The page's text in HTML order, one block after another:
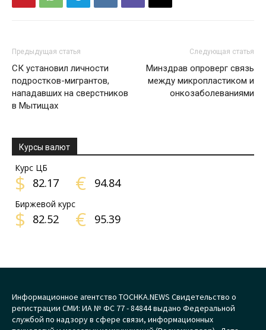
Предыдущая статья
СК установил личности
подростков-мигрантов,
нападавших на сверстников
в Мытищах
Следующая статья
Минздрав опроверг связь
между микропластиком и
онкозаболеваниями
Курсы валют
Курс ЦБ
$ 82.17 € 94.84
Биржевой курс
$ 82.52 € 95.39
Информационное агентство TOCHKA.NEWS Свидетельство о
регистрации СМИ: ИА № ФС 77 - 84844 выдано Федеральной
службой по надзору в сфере связи, информационных